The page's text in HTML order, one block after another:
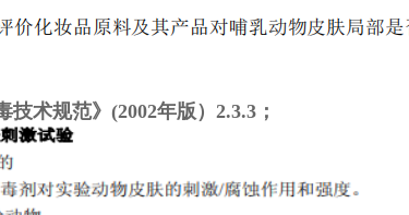
技术规范》(2002年版）2.3.3；